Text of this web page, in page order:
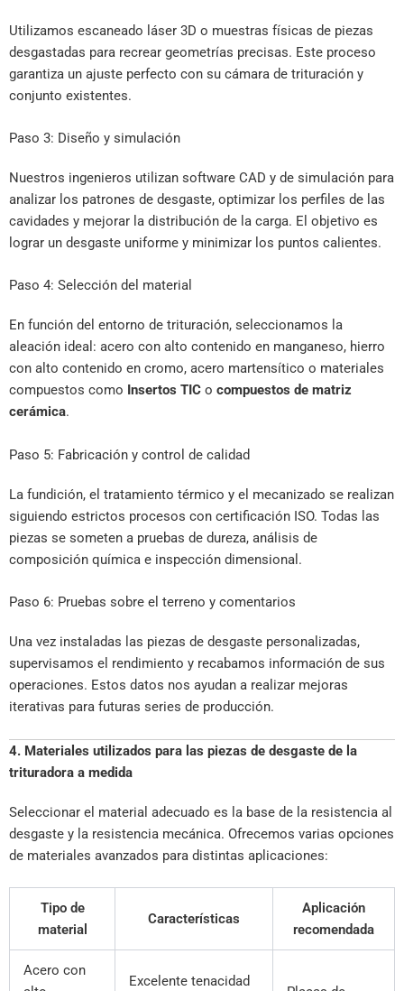
Utilizamos escaneado láser 3D o muestras físicas de piezas
desgastadas para recrear geometrías precisas. Este proceso
garantiza un ajuste perfecto con su cámara de trituración y
conjunto existentes.
Paso 3: Diseño y simulación
Nuestros ingenieros utilizan software CAD y de simulación para
analizar los patrones de desgaste, optimizar los perfiles de las
cavidades y mejorar la distribución de la carga. El objetivo es
lograr un desgaste uniforme y minimizar los puntos calientes.
Paso 4: Selección del material
En función del entorno de trituración, seleccionamos la
aleación ideal: acero con alto contenido en manganeso, hierro
con alto contenido en cromo, acero martensítico o materiales
compuestos como Insertos TIC o compuestos de matriz
cerámica.
Paso 5: Fabricación y control de calidad
La fundición, el tratamiento térmico y el mecanizado se realizan
siguiendo estrictos procesos con certificación ISO. Todas las
piezas se someten a pruebas de dureza, análisis de
composición química e inspección dimensional.
Paso 6: Pruebas sobre el terreno y comentarios
Una vez instaladas las piezas de desgaste personalizadas,
supervisamos el rendimiento y recabamos información de sus
operaciones. Estos datos nos ayudan a realizar mejoras
iterativas para futuras series de producción.
4. Materiales utilizados para las piezas de desgaste de la
trituradora a medida
Seleccionar el material adecuado es la base de la resistencia al
desgaste y la resistencia mecánica. Ofrecemos varias opciones
de materiales avanzados para distintas aplicaciones:
Tipo de
material
Características
Aplicación
recomendada
Acero con
Excelente tenacidad